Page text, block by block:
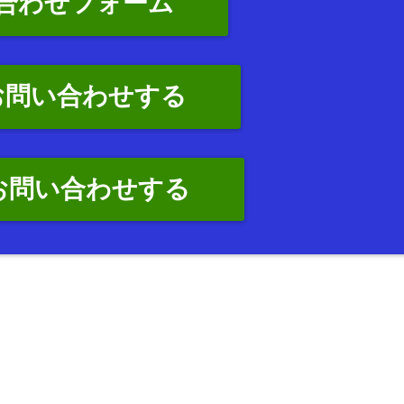
い合わせする
い合わせする